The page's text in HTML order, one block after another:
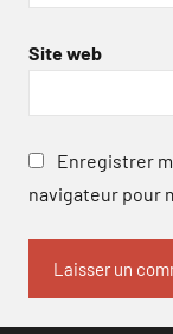
Site web
Enregistrer
navigateur pour